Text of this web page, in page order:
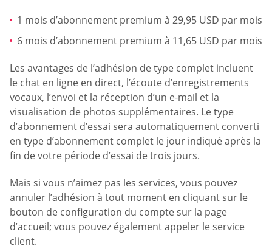
1 mois d’abonnement premium à 29,95 USD par mois
6 mois d’abonnement premium à 11,65 USD par mois
Les avantages de l’adhésion de type complet incluent
le chat en ligne en direct, l’écoute d’enregistrements
vocaux, l’envoi et la réception d’un e-mail et la
visualisation de photos supplémentaires. Le type
d’abonnement d’essai sera automatiquement converti
en type d’abonnement complet le jour indiqué après la
fin de votre période d’essai de trois jours.
Mais si vous n’aimez pas les services, vous pouvez
annuler l’adhésion à tout moment en cliquant sur le
bouton de configuration du compte sur la page
d’accueil; vous pouvez également appeler le service
client.